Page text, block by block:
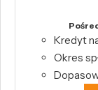
Kredyt
Okres